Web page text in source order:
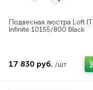
Подвесная люстра Loft IT
Infinite 10155/800 Black
17 830 руб. /шт